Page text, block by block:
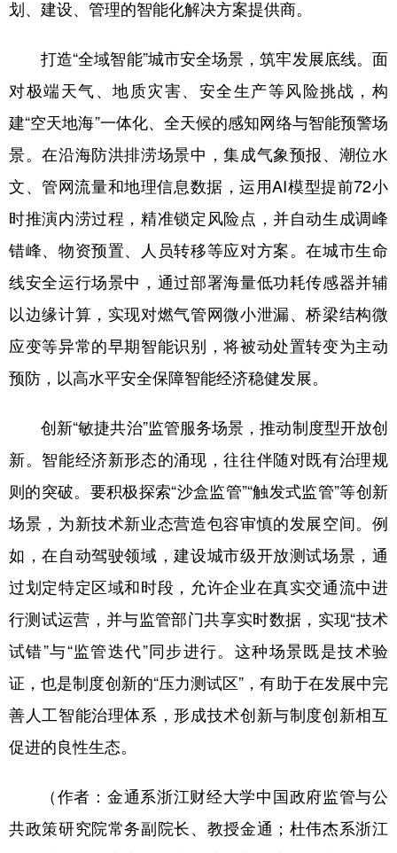
划、建设、管理的智能化解决方案提供商。
打造“全域智能”城市安全场景，筑牢发展底线。面
对极端天气、地质灾害、安全生产等风险挑战，构
建“空天地海”一体化、全天候的感知网络与智能预警场
景。在沿海防洪排涝场景中，集成气象预报、潮位水
文、管网流量和地理信息数据，运用AI模型提前72小
时推演内涝过程，精准锁定风险点，并自动生成调峰
错峰、物资预置、人员转移等应对方案。在城市生命
线安全运行场景中，通过部署海量低功耗传感器并辅
以边缘计算，实现对燃气管网微小泄漏、桥梁结构微
应变等异常的早期智能识别，将被动处置转变为主动
预防，以高水平安全保障智能经济稳健发展。
创新“敏捷共治”监管服务场景，推动制度型开放创
新。智能经济新形态的涌现，往往伴随对既有治理规
则的突破。要积极探索“沙盒监管”“触发式监管”等创新
场景，为新技术新业态营造包容审慎的发展空间。例
如，在自动驾驶领域，建设城市级开放测试场景，通
过划定特定区域和时段，允许企业在真实交通流中进
行测试运营，并与监管部门共享实时数据，实现“技术
试错”与“监管迭代”同步进行。这种场景既是技术验
证，也是制度创新的“压力测试区”，有助于在发展中完
善人工智能治理体系，形成技术创新与制度创新相互
促进的良性生态。
（作者：金通系浙江财经大学中国政府监管与公
共政策研究院常务副院长、教授金通；杜伟杰系浙江